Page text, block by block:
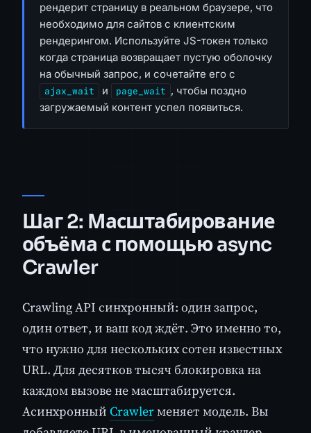
рендерит страницу в реальном браузере, что
необходимо для сайтов с клиентским
рендерингом. Используйте JS-токен только
когда страница возвращает пустую оболочку
на обычный запрос, и сочетайте его с
ajax_wait и page_wait , чтобы поздно
загружаемый контент успел появиться.
Шаг 2: Масштабирование
объёма с помощью async
Crawler
Crawling API синхронный: один запрос,
один ответ, и ваш код ждёт. Это именно то,
что нужно для нескольких сотен известных
URL. Для десятков тысяч блокировка на
каждом вызове не масштабируется.
Асинхронный Crawlerменяет модель. Вы